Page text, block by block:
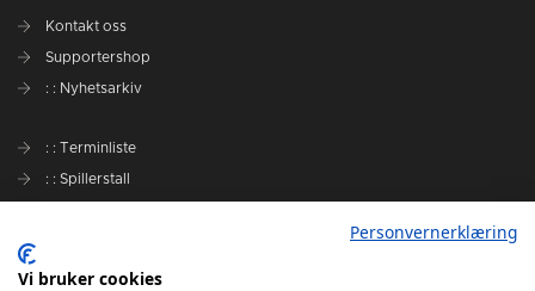
Kontakt oss
Supportershop
: : Nyhetsarkiv
: : Terminliste
: : Spillerstall
: : Samarbeidspartnere
Personvernerklæring
Vi bruker cookies